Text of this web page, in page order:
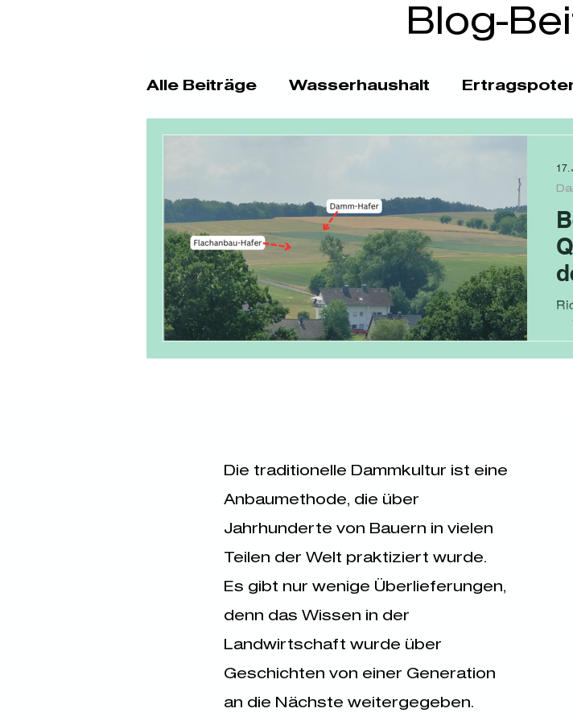
Blog-
Alle Beiträge Wasserhaushalt
17.
Die traditionelle Dammkultur ist eine
Anbaumethode, die über
Jahrhunderte von Bauern in vielen
Teilen der Welt praktiziert wurde.
Es gibt nur wenige Überlieferungen,
denn das Wissen in der
Landwirtschaft wurde über
Geschichten von einer Generation
an die Nächste weitergegeben.